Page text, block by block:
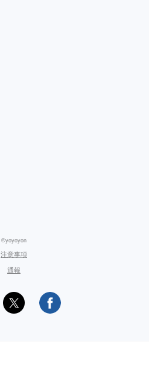
©yoyoyon
注意事項
通報